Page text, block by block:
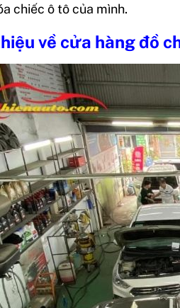
chiếc ô tô của mình.
về cửa hàng đồ